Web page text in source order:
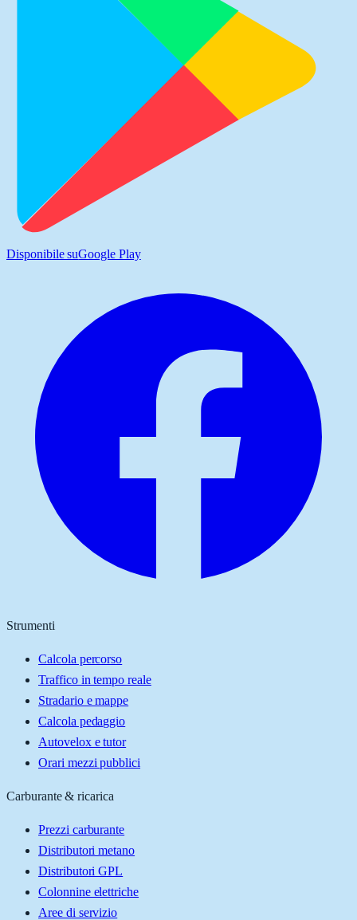
Disponibile suGoogle Play
Strumenti
Calcola percorso
Traffico in tempo reale
Stradario e mappe
Calcola pedaggio
Autovelox e tutor
Orari mezzi pubblici
Carburante & ricarica
Prezzi carburante
Distributori metano
Distributori GPL
Colonnine elettriche
Aree di servizio